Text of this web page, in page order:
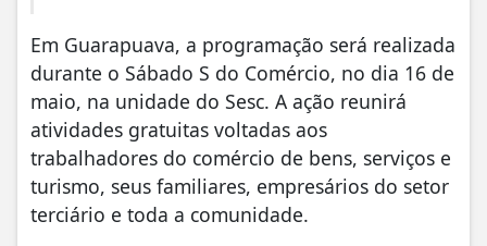
Em Guarapuava, a programação será realizada
durante o Sábado S do Comércio, no dia 16 de
maio, na unidade do Sesc. A ação reunirá
atividades gratuitas voltadas aos
trabalhadores do comércio de bens, serviços e
turismo, seus familiares, empresários do setor
terciário e toda a comunidade.